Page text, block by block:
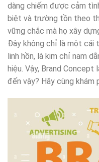
dàng chiếm được cảm
biệt và trường tồn theo
vững chắc mà họ xây
Đây không chỉ là một cái
linh hồn, là kim chỉ nam
hiệu. Vậy, Brand Concept
đến vậy? Hãy cùng khám